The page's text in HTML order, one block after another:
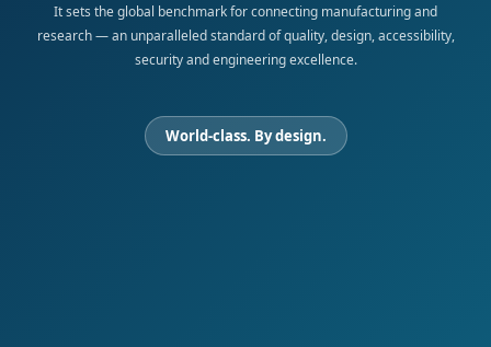
It sets the global benchmark for connecting manufacturing and
research — an unparalleled standard of quality, design, accessibility,
security and engineering excellence.
World-class. By design.